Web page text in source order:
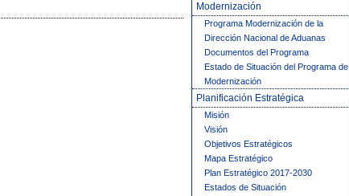
Modernización
Programa Modernización de la
Dirección Nacional de Aduanas
Documentos del Programa
Estado de Situación del Programa de
Modernización
Planificación Estratégica
Misión
Visión
Objetivos Estratégicos
Mapa Estratégico
Plan Estratégico 2017-2030
Estados de Situación